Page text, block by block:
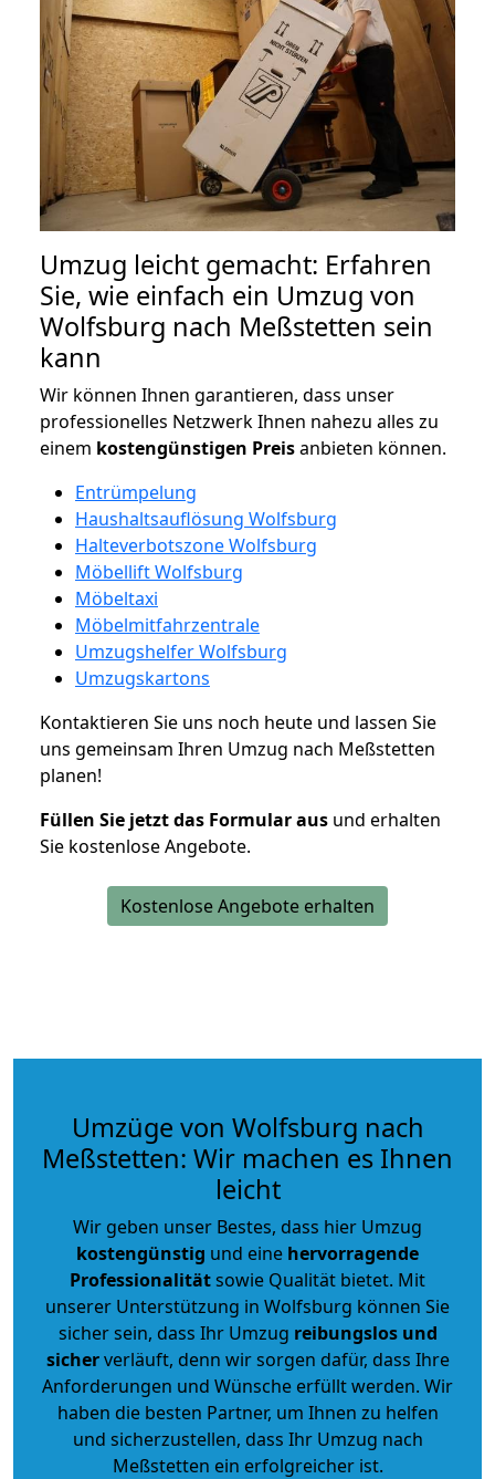
Umzug leicht gemacht: Erfahren
Sie, wie einfach ein Umzug von
Wolfsburg nach Meßstetten sein
kann
Wir können Ihnen garantieren, dass unser
professionelles Netzwerk Ihnen nahezu alles zu
einem kostengünstigen Preisanbieten können.
Entrümpelung
Haushaltsauflösung Wolfsburg
Halteverbotszone Wolfsburg
Möbellift Wolfsburg
Möbeltaxi
Möbelmitfahrzentrale
Umzugshelfer Wolfsburg
Umzugskartons
Kontaktieren Sie uns noch heute und lassen Sie
uns gemeinsam Ihren Umzug nach Meßstetten
planen!
Füllen Sie jetzt das Formular aus und erhalten
Sie kostenlose Angebote.
Kostenlose Angebote erhalten
Umzüge von Wolfsburg nach
Meßstetten: Wir machen es Ihnen
leicht
Wir geben unser Bestes, dass hier Umzug
kostengünstig und eine hervorragende
Professionalitätsowie Qualität bietet. Mit
unserer Unterstützung in Wolfsburg können Sie
sicher sein, dass Ihr Umzug reibungslos und
sicherverläuft, denn wir sorgen dafür, dass Ihre
Anforderungen und Wünsche erfüllt werden. Wir
haben die besten Partner, um Ihnen zu helfen
und sicherzustellen, dass Ihr Umzug nach
Meßstetten ein erfolgreicher ist.